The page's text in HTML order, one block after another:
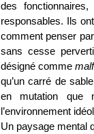
des
responsables. Ils
comment penser
sans cesse
désigné comme
qu’un carré de
en mutation que
l’environnement
Un paysage mental